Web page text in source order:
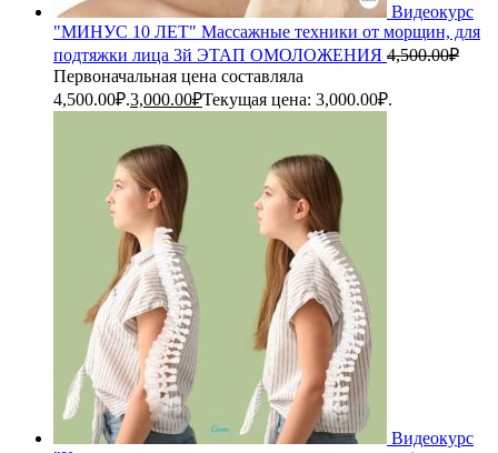
Видеокурс
"МИНУС 10 ЛЕТ" Массажные техники от морщин, для
подтяжки лица 3й ЭТАП ОМОЛОЖЕНИЯ 4,500.00₽
Первоначальная цена составляла
4,500.00₽.3,000.00₽Текущая цена: 3,000.00₽.
Видеокурс